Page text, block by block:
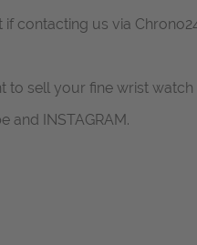
contacting us via
to sell your fine wrist
and INSTAGRAM.